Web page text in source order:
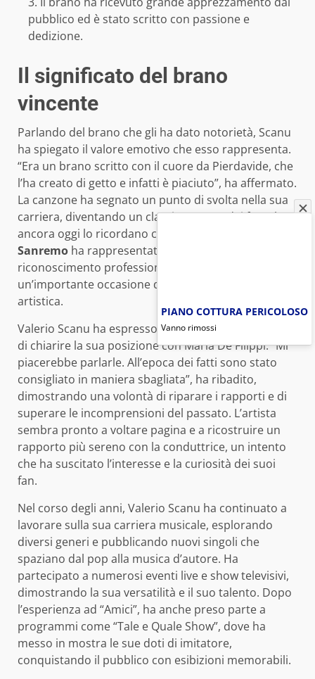
pubblico ed è stato scritto con passione e
dedizione.
Il significato del brano
vincente
Parlando del brano che gli ha dato notorietà, Scanu
ha spiegato il valore emotivo che esso rappresenta.
“Era un brano scritto con il cuore da Pierdavide, che
l’ha creato di getto e infatti è piaciuto”, ha affermato.
La canzone ha segnato un punto di svolta nella sua
carriera, diventando un classico amato dai fan, che
ancora oggi lo ricordano con affetto. La
Sanremo ha rappresentato non solo un
riconoscimento professionale, ma anche
un’importante occasione di crescita personale e
artistica.
Valerio Scanu ha espresso chiaramente il desiderio
di chiarire la sua posizione con Maria De Filippi. “Mi
piacerebbe parlarle. All’epoca dei fatti sono stato
consigliato in maniera sbagliata”, ha ribadito,
dimostrando una volontà di riparare i rapporti e di
superare le incomprensioni del passato. L’artista
sembra pronto a voltare pagina e a ricostruire un
rapporto più sereno con la conduttrice, un intento
che ha suscitato l’interesse e la curiosità dei suoi
fan.
Nel corso degli anni, Valerio Scanu ha continuato a
lavorare sulla sua carriera musicale, esplorando
diversi generi e pubblicando nuovi singoli che
spaziano dal pop alla musica d’autore. Ha
partecipato a numerosi eventi live e show televisivi,
dimostrando la sua versatilità e il suo talento. Dopo
l’esperienza ad “Amici”, ha anche preso parte a
programmi come “Tale e Quale Show”, dove ha
messo in mostra le sue doti di imitatore,
conquistando il pubblico con esibizioni memorabili.
PIANO COTTURA PERICOLOSO
Vanno rimossi